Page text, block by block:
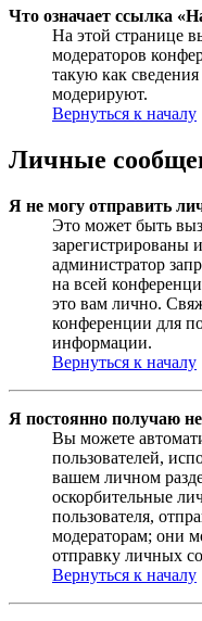
Что означает ссылка
На этой странице
модераторов
такую как
модерируют.
Вернуться к началу
Личные
Я не могу отправить
Это может быть
администратор
на всей
это вам лично.
конференции для
информации.
Вернуться к началу
Я постоянно получаю
Вы можете
пользователей,
вашем личном
оскорбительные
пользователя,
модераторам; они
отправку личных
Вернуться к началу